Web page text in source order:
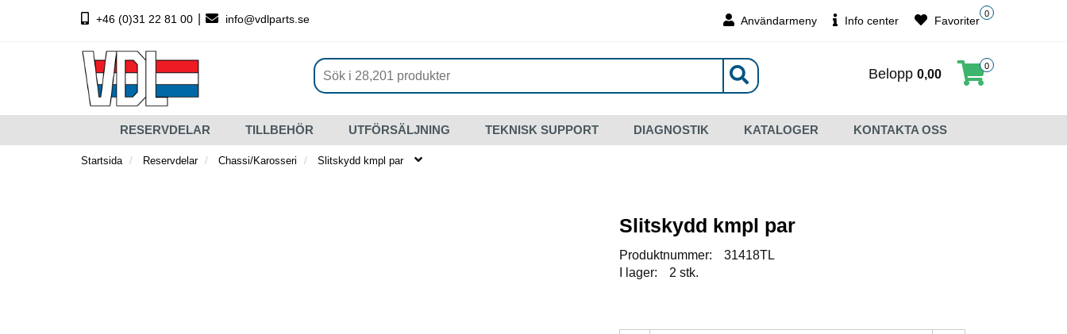
+46 (0)31 22 81 00 info@vdlparts.se Användarmeny Info center
0
Favoriter
Belopp 0,00
0
RESERVDELAR TILLBEHÖR UTFÖRSÄLJNING TEKNISK SUPPORT DIAGNOSTIK KATALOGER KONTAKTA OSS
Startsida Reservdelar Chassi/Karosseri Slitskydd kmpl par
Slitskydd kmpl par
Produktnummer:
31418TL
I lager:
2 stk.